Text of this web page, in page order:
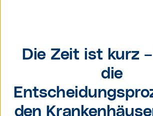
Die Zeit ist kurz
die
den